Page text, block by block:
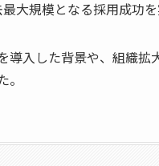
大規模となる採用成功を
入した背景や、組織